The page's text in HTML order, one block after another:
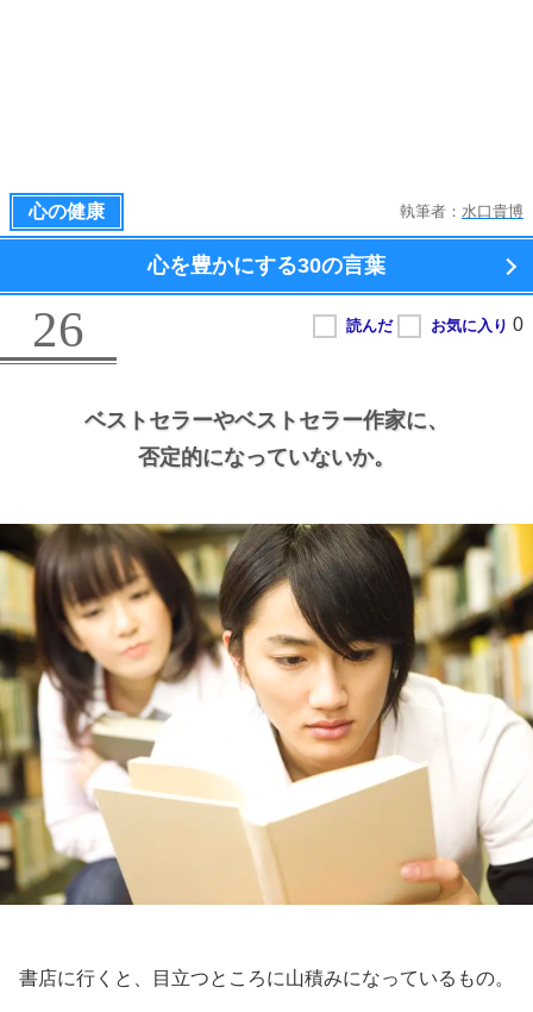
心の健康 執筆者： 水口貴博
心を豊かにする30の言葉
26
ベストセラーやベストセラー作家に、
否定的になっていないか。
書店に行くと、目立つところに山積みになっているもの。